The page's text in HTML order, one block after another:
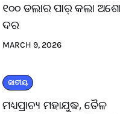
୧୦୦ ଡଲାର ପାର୍ କଲା
ଦର
MARCH 9, 2026
ଜାତୀୟ
ମଧ୍ୟପ୍ରାଚ୍ୟ ମହାଯୁଦ୍ଧ, ତୈଳ